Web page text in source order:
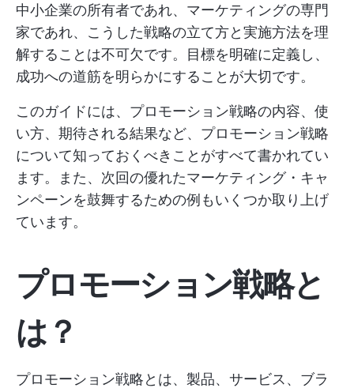
中小企業の所有者であれ、マーケティングの専門
家であれ、こうした戦略の立て方と実施方法を理
解することは不可欠です。目標を明確に定義し、
成功への道筋を明らかにすることが大切です。
このガイドには、プロモーション戦略の内容、使
い方、期待される結果など、プロモーション戦略
について知っておくべきことがすべて書かれてい
ます。また、次回の優れたマーケティング・キャ
ンペーンを鼓舞するための例もいくつか取り上げ
ています。
プロモーション戦略と
は？
プロモーション戦略とは、製品、サービス、ブラ